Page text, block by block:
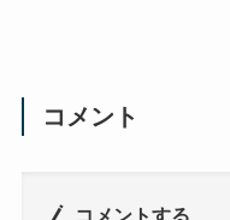
コメント
コメントする